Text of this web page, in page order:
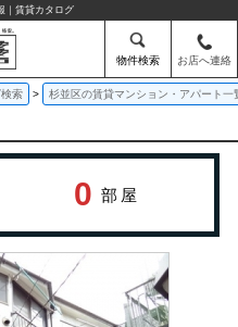
｜賃貸カタログ
物件検索 お店へ連絡
索 杉並区の賃貸マンション・アパート一
0 部屋